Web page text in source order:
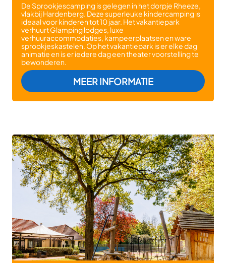
De Sprookjescamping is gelegen in het dorpje Rheeze,
vlakbij Hardenberg. Deze superleuke kindercamping is
ideaal voor kinderen tot 10 jaar. Het vakantiepark
verhuurt Glamping lodges, luxe
verhuuraccommodaties, kampeerplaatsen en ware
sprookjeskastelen. Op het vakantiepark is er elke dag
animatie en is er iedere dag een theater voorstelling te
bewonderen.
MEER INFORMATIE: DE